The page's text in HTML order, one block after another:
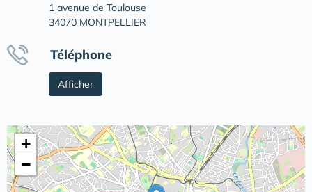
1 avenue de Toulouse
34070 MONTPELLIER
Téléphone
Afficher
+
−